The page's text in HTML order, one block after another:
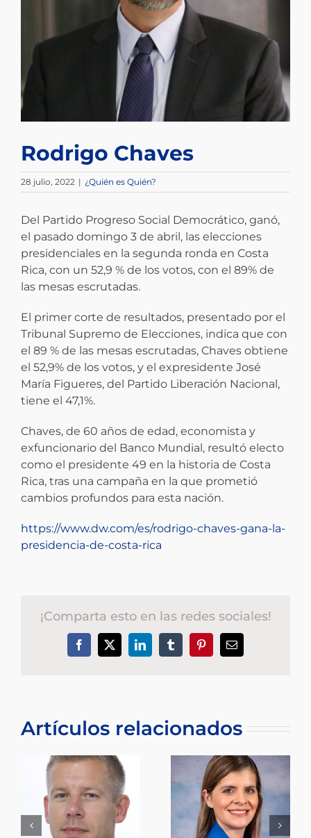
Rodrigo Chaves
28 julio, 2022 | ¿Quién es Quién?
Del Partido Progreso Social Democrático, ganó,
el pasado domingo 3 de abril, las elecciones
presidenciales en la segunda ronda en Costa
Rica, con un 52,9 % de los votos, con el 89% de
las mesas escrutadas.
El primer corte de resultados, presentado por el
Tribunal Supremo de Elecciones, indica que con
el 89 % de las mesas escrutadas, Chaves obtiene
el 52,9% de los votos, y el expresidente José
María Figueres, del Partido Liberación Nacional,
tiene el 47,1%.
Chaves, de 60 años de edad, economista y
exfuncionario del Banco Mundial, resultó electo
como el presidente 49 en la historia de Costa
Rica, tras una campaña en la que prometió
cambios profundos para esta nación.
https://www.dw.com/es/rodrigo-chaves-gana-la-
presidencia-de-costa-rica
¡Comparta esto en las redes sociales!
Facebook
X LinkedInTumblrPinterestCorreo
Artículos relacionados